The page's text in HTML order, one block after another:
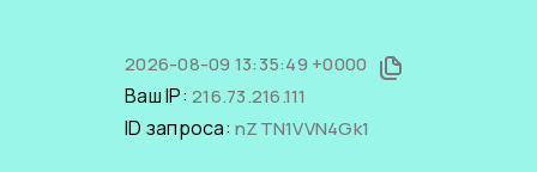
2026-08-09 13:35:49 +0000
Ваш IP: 216.73.216.111
ID запроса: nZTN1VVN4Gk1